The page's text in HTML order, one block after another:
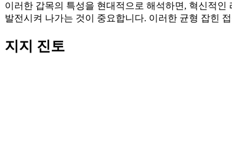
이러한 갑목의 특성을 현대적으로 해석하면, 혁신적
발전시켜 나가는 것이 중요합니다. 이러한 균형 잡힌
지지 진토